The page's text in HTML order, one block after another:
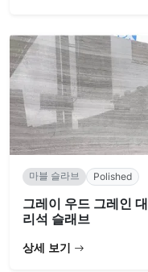
마블 슬라브 Polished
그레이 우드 그레인 대
리석 슬래브
상세 보기